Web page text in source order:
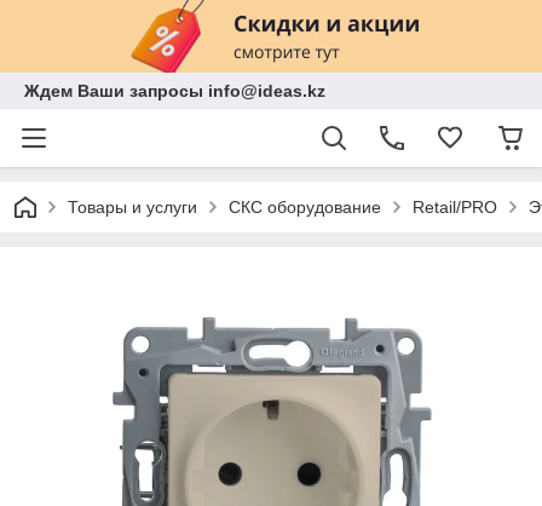
Ждем Ваши запросы info@ideas.kz
Товары и услуги СКС оборудование Retail/PRO